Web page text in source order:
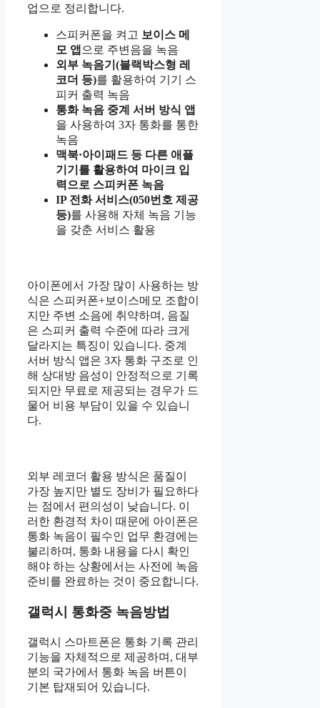
업으로 정리합니다.
스피커폰을 켜고 보이스 메
모 앱 으로 주변음을 녹음
외부 녹음기(블랙박스형 레
코더 등)를 활용하여 기기 스
피커 출력 녹음
통화 녹음 중계 서버 방식 앱
을 사용하여 3자 통화를 통한
녹음
맥북·아이패드 등 다른 애플
기기를 활용하여 마이크 입
력으로 스피커폰 녹음
IP 전화 서비스(050번호 제공
등)를 사용해 자체 녹음 기능
을 갖춘 서비스 활용
아이폰에서 가장 많이 사용하는 방
식은 스피커폰+보이스메모 조합이
지만 주변 소음에 취약하며, 음질
은 스피커 출력 수준에 따라 크게
달라지는 특징이 있습니다. 중계
서버 방식 앱은 3자 통화 구조로 인
해 상대방 음성이 안정적으로 기록
되지만 무료로 제공되는 경우가 드
물어 비용 부담이 있을 수 있습니
다.
외부 레코더 활용 방식은 품질이
가장 높지만 별도 장비가 필요하다
는 점에서 편의성이 낮습니다. 이
러한 환경적 차이 때문에 아이폰은
통화 녹음이 필수인 업무 환경에는
불리하며, 통화 내용을 다시 확인
해야 하는 상황에서는 사전에 녹음
준비를 완료하는 것이 중요합니다.
갤럭시 통화중 녹음방법
갤럭시 스마트폰은 통화 기록 관리
기능을 자체적으로 제공하며, 대부
분의 국가에서 통화 녹음 버튼이
기본 탑재되어 있습니다.